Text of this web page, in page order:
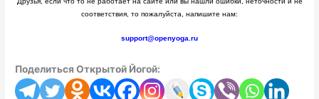
соответствия, то пожалуйста, напишите нам:
support@openyoga.ru
Поделиться Открытой Йогой: